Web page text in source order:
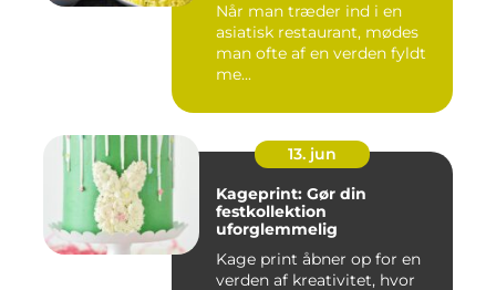
Når man træder ind i en
asiatisk restaurant, mødes
man ofte af en verden fyldt
me...
13. jun
Kageprint: Gør din
festkollektion
uforglemmelig
Kage print åbner op for en
verden af kreativitet, hvor